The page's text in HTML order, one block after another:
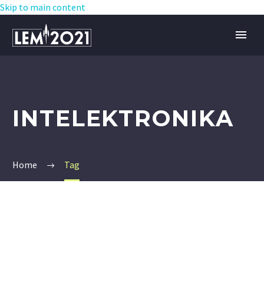
Skip to main content
INTELEKTRONIKA
Home Tag